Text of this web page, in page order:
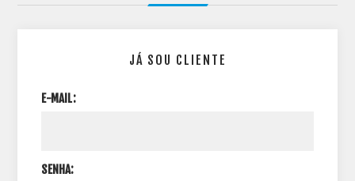
JÁ SOU CLIENTE
E-MAIL:
SENHA: